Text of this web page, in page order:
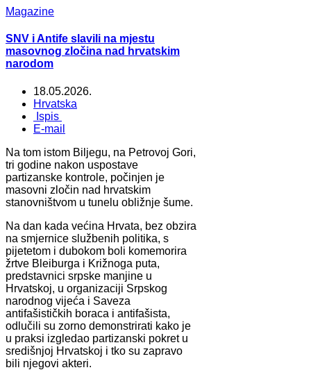
Magazine
SNV i Antife slavili na mjestu
masovnog zločina nad hrvatskim
narodom
18.05.2026.
Hrvatska
Ispis
E-mail
Na tom istom Biljegu, na Petrovoj Gori,
tri godine nakon uspostave
partizanske kontrole, počinjen je
masovni zločin nad hrvatskim
stanovništvom u tunelu obližnje šume.
Na dan kada većina Hrvata, bez obzira
na smjernice službenih politika, s
pijetetom i dubokom boli komemorira
žrtve Bleiburga i Križnoga puta,
predstavnici srpske manjine u
Hrvatskoj, u organizaciji Srpskog
narodnog vijeća i Saveza
antifašističkih boraca i antifašista,
odlučili su zorno demonstrirati kako je
u praksi izgledao partizanski pokret u
središnjoj Hrvatskoj i tko su zapravo
bili njegovi akteri.